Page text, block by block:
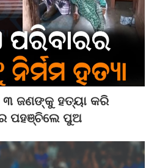
୩ ଜଣଙ୍କୁ ହତ୍ୟା କରି
ପହଞ୍ଚିଲେ ପୁଅ